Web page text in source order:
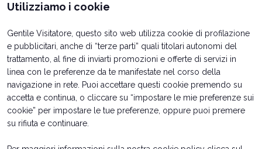
Utilizziamo i cookie
Gentile Visitatore, questo sito web utilizza cookie di profilazione
e pubblicitari, anche di “terze parti” quali titolari autonomi del
trattamento, al fine di inviarti promozioni e offerte di servizi in
linea con le preferenze da te manifestate nel corso della
navigazione in rete. Puoi accettare questi cookie premendo su
accetta e continua, o cliccare su “impostare le mie preferenze sui
cookie” per impostare le tue preferenze, oppure puoi premere
su rifiuta e continuare.